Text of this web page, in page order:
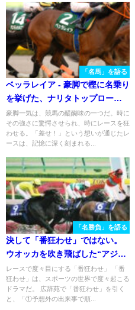
「名馬」を語る
ベッラレイア - 豪脚で樫に名乗り
を挙げた、ナリタトップロード
産駒の才女。
豪脚一気は、競馬の醍醐味の一つだ。時に
その強さに驚愕させられ、時にレースを狂
わせる。「差せ！」という想いが通じたレ
ースは、記憶に深く刻まれる...
「名勝負」を語る
決して「番狂わせ」ではない。
ウオッカを吹き飛ばした“アジア
の風”エイジアンウインズが見せ
た、2008年ヴィクトリアマイル
の大激走。
レースで度々目にする「番狂わせ」 「番
狂わせ」は、スポーツの世界で度々起こる
ドラマだ。 広辞苑で「番狂わせ」を引く
と、「①予想外の出来事で順...